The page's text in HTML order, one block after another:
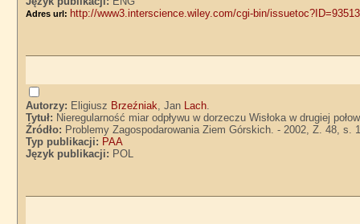
Adres url: http://www3.interscience.wiley.com/cgi-bin/
Autorzy: Eligiusz Brzeźniak, Jan Lach.
Tytuł: Nieregularność miar odpływu w dorzeczu Wisłoka w drugiej
Źródło: Problemy Zagospodarowania Ziem Górskich. - 2002, Z. 48, s.
Typ publikacji: PAA
Język publikacji: POL